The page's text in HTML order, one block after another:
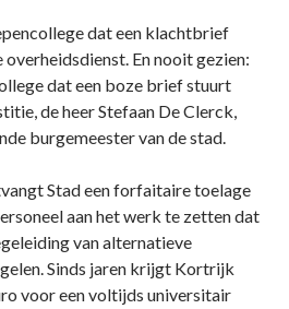
dat een klachtbrief
En nooit gezien:
dat een boze brief stuurt
de heer Stefaan De Clerck,
burgemeester van de stad.
Stad een forfaitaire toelage
aan het werk te zetten dat
van alternatieve
Sinds jaren krijgt Kortrijk
voor een voltijds universitair